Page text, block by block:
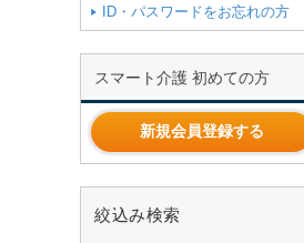
ID・パスワードをお忘れの方
スマート介護 初めての方
新規会員登録する
絞込み検索